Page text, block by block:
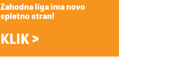
Zahodna liga ima novo
spletno stran!
KLIK >